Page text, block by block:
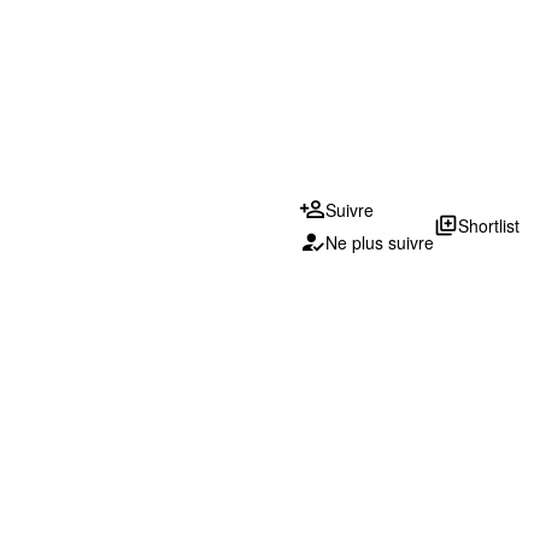
Suivre
Ne plus suivre
library_addShortlist